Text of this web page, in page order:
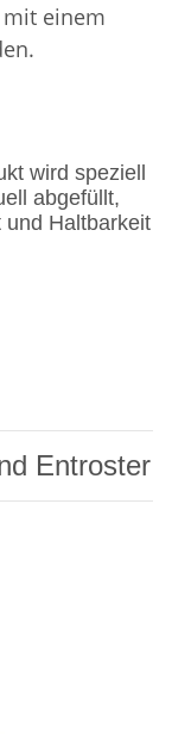
einem
wird speziell
abgefüllt,
Haltbarkeit
Entroster